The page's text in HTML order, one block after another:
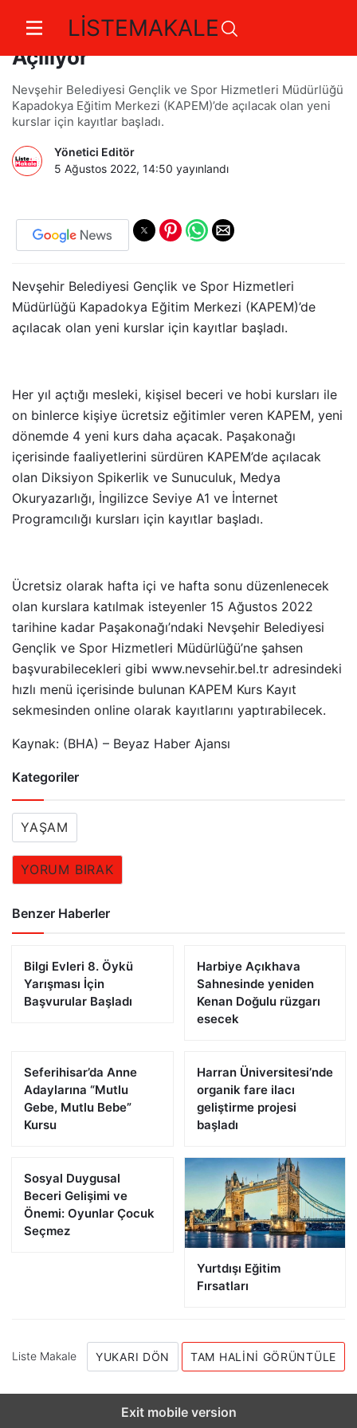
LİSTEMAKALE
Nevşehir Kapem’de 4 Yeni Kurs
Açılıyor
Nevşehir Belediyesi Gençlik ve Spor Hizmetleri Müdürlüğü
Kapadokya Eğitim Merkezi (KAPEM)’de açılacak olan yeni
kurslar için kayıtlar başladı.
Yönetici Editör
5 Ağustos 2022, 14:50 yayınlandı
Nevşehir Belediyesi Gençlik ve Spor Hizmetleri
Müdürlüğü Kapadokya Eğitim Merkezi (KAPEM)’de
açılacak olan yeni kurslar için kayıtlar başladı.
Her yıl açtığı mesleki, kişisel beceri ve hobi kursları ile
on binlerce kişiye ücretsiz eğitimler veren KAPEM, yeni
dönemde 4 yeni kurs daha açacak. Paşakonağı
içerisinde faaliyetlerini sürdüren KAPEM’de açılacak
olan Diksiyon Spikerlik ve Sunuculuk, Medya
Okuryazarlığı, İngilizce Seviye A1 ve İnternet
Programcılığı kursları için kayıtlar başladı.
Ücretsiz olarak hafta içi ve hafta sonu düzenlenecek
olan kurslara katılmak isteyenler 15 Ağustos 2022
tarihine kadar Paşakonağı’ndaki Nevşehir Belediyesi
Gençlik ve Spor Hizmetleri Müdürlüğü’ne şahsen
başvurabilecekleri gibi www.nevsehir.bel.tr adresindeki
hızlı menü içerisinde bulunan KAPEM Kurs Kayıt
sekmesinden online olarak kayıtlarını yaptırabilecek.
Kaynak: (BHA) – Beyaz Haber Ajansı
Kategoriler
YAŞAM
YORUM BIRAK
Benzer Haberler
Bilgi Evleri 8. Öykü
Yarışması İçin
Başvurular Başladı
Harbiye Açıkhava
Sahnesinde yeniden
Kenan Doğulu rüzgarı
esecek
Seferihisar’da Anne
Adaylarına “Mutlu
Gebe, Mutlu Bebe”
Kursu
Harran Üniversitesi’nde
organik fare ilacı
geliştirme projesi
başladı
Sosyal Duygusal
Beceri Gelişimi ve
Önemi: Oyunlar Çocuk
Seçmez
Yurtdışı Eğitim
Fırsatları
Liste Makale YUKARI DÖN TAM HALINI GÖRÜNTÜLE
Exit mobile version